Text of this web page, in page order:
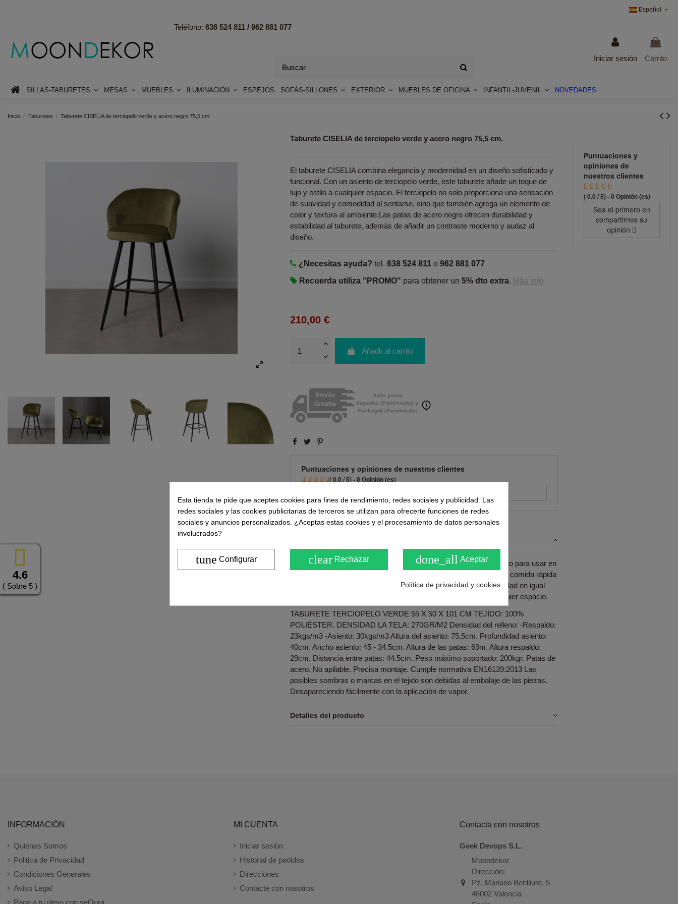
4.6
( Sobre 5 )
Español
Teléfono: 638 524 811 / 962 881 077
Iniciar sesión Carrito
SILLAS-TABURETES MESAS MUEBLES ILUMINACIÓN ESPEJOS SOFÁS-SILLONES EXTERIOR MUEBLES DE OFICINA INFANTIL-JUVENIL NOVEDADES
Inicio Taburetes Taburete CISELIA de terciopelo verde y acero negro 75,5 cm.
Taburete CISELIA de terciopelo verde y acero negro 75,5 cm.
El taburete CISELIA combina elegancia y modernidad en un diseño sofisticado y
funcional. Con un asiento de terciopelo verde, este taburete añade un toque de
lujo y estilo a cualquier espacio. El terciopelo no solo proporciona una sensación
de suavidad y comodidad al sentarse, sino que también agrega un elemento de
color y textura al ambiente.Las patas de acero negro ofrecen durabilidad y
estabilidad al taburete, además de añadir un contraste moderno y audaz al
diseño.
¿Necesitas ayuda? tel. 638 524 811 o 962 881 077
Recuerda utiliza "PROMO" para obtener un 5% dto extra. Más info
210,00 €
Añadir al carrito
Puntuaciones y opiniones de nuestros clientes
( 0.0 / 5) - 0 Opinión (es)
Con una altura de 75,5 centímetros, el taburete CISELIA es perfecto para usar en
una barra de cocina, isla o mostrador. Ya sea para disfrutar de una comida rápida
o para socializar con amigos, este taburete ofrece estilo y comodidad en igual
medida, convirtiéndolo en una adición elegante y funcional a cualquier espacio.
TABURETE TERCIOPELO VERDE 55 X 50 X 101 CM TEJIDO: 100%
POLIÉSTER. DENSIDAD LA TELA: 270GR/M2 Densidad del relleno: -Respaldo:
23kgs/m3 -Asiento: 30kgs/m3 Altura del asiento: 75,5cm. Profundidad asiento:
40cm. Ancho asiento: 45 - 34.5cm. Altura de las patas: 69m. Altura respaldo:
29cm. Distancia entre patas: 44.5cm. Peso máximo soportado: 200kgr. Patas de
acero. No apilable. Precisa montaje. Cumple normativa EN16139:2013 Las
posibles sombras o marcas en el tejido son debidas al embalaje de las piezas.
Desapareciendo fácilmente con la aplicación de vapor.
Detalles del producto
Puntuaciones y
opiniones de
nuestros clientes
( 0.0 / 5) - 0 Opinión (es)
Sea el primero en
compartirnos su
opinión
INFORMACIÓN
Quienes Somos
Politica de Privacidad
Condiciones Generales
Aviso Legal
Paga a tu ritmo con seQura
MI CUENTA
Iniciar sesión
Historial de pedidos
Direcciones
Contacte con nosotros
Contacta con nosotros
Geek Devops S.L.
Moondekor
Dirección:
Pz. Mariano Benlliure, 5
46002 Valencia
Esta tienda te pide que aceptes cookies para fines de rendimiento, redes sociales y publicidad. Las
redes sociales y las cookies publicitarias de terceros se utilizan para ofrecerte funciones de redes
sociales y anuncios personalizados. ¿Aceptas estas cookies y el procesamiento de datos personales
involucrados?
tune Configurar clear Rechazar done_all Aceptar
Política de privacidad y cookies